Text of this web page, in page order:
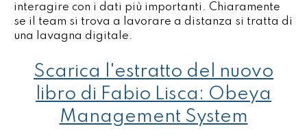
interagire con i dati più importanti. Chiaramente
se il team si trova a lavorare a distanza si tratta di
una lavagna digitale.
Scarica l'estratto del nuovo
libro di Fabio Lisca: Obeya
Management System